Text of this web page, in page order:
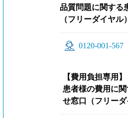
品質問題に関する
（フリーダイヤル）
0120-001-567
【費用負担専用】
患者様の費用に
せ窓口（フリーダ